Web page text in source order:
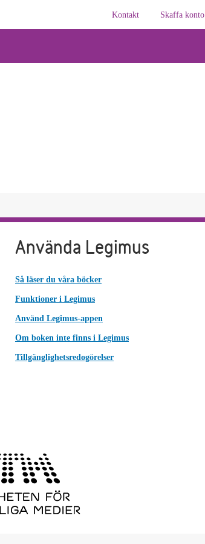
Kontakt
Skaffa konto
Använda Legimus
Så läser du våra böcker
Funktioner i Legimus
Använd Legimus-appen
Om boken inte finns i Legimus
Tillgänglighetsredogörelser